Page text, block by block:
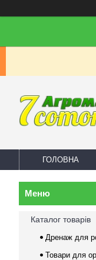
ГОЛОВНА
Каталог товарів
Дренаж для
Товари для